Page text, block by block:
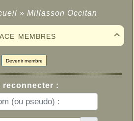
» Millasson Occitan

membres
Devenir membre
reconnecter :